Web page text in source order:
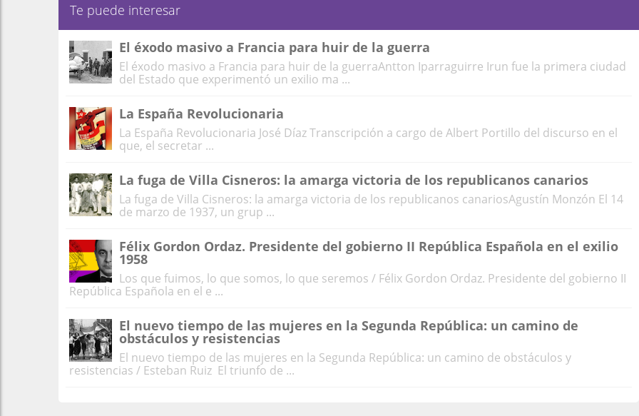
Te puede interesar
El éxodo masivo a Francia para huir de la guerra
El éxodo masivo a Francia para huir de la guerraAntton Iparraguirre Irun fue la primera ciudad
del Estado que experimentó un exilio ma ...
La España Revolucionaria
La España Revolucionaria José Díaz Transcripción a cargo de Albert Portillo del discurso en el
que, el secretar ...
La fuga de Villa Cisneros: la amarga victoria de los republicanos canarios
La fuga de Villa Cisneros: la amarga victoria de los republicanos canariosAgustín Monzón El 14
de marzo de 1937, un grup ...
Félix Gordon Ordaz. Presidente del gobierno II República Española en el exilio
1958
Los que fuimos, lo que somos, lo que seremos / Félix Gordon Ordaz. Presidente del gobierno II
República Española en el e ...
El nuevo tiempo de las mujeres en la Segunda República: un camino de
obstáculos y resistencias
El nuevo tiempo de las mujeres en la Segunda República: un camino de obstáculos y
resistencias / Esteban Ruiz El triunfo de ...